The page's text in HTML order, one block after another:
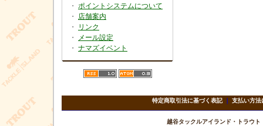
・ ポイントシステムについて
・ 店舗案内
・
リンク
・
メール設定
・ ナマズイベント
特定商取引法に基づく表記｜ 支払い方法
越谷タックルアイランド・トラ